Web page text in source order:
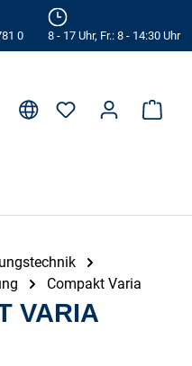
0 8 - 17 Uhr, Fr.: 8 - 14:30 Uhr
Compakt Varia
VARIA